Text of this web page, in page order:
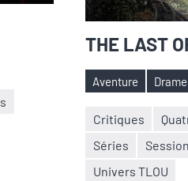
THE LAST
Étiquettes
Aventure Drame
Critiques
Séries
Univers TLOU
Nicolas